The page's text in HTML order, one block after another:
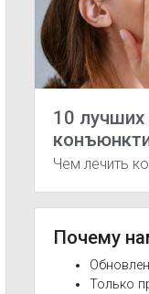
10 лучших
Чем лечить
Почему
Только